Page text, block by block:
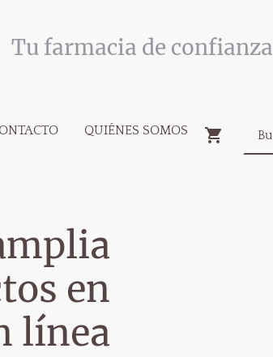
Tu farmacia de confianza
QUIÉNES SOMOS
en
línea